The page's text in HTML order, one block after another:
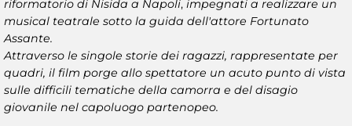
riformatorio di Nisida a Napoli, impegnati a realizzare un
musical teatrale sotto la guida dell'attore Fortunato
Assante.
Attraverso le singole storie dei ragazzi, rappresentate per
quadri, il film porge allo spettatore un acuto punto di vista
sulle difficili tematiche della camorra e del disagio
giovanile nel capoluogo partenopeo.